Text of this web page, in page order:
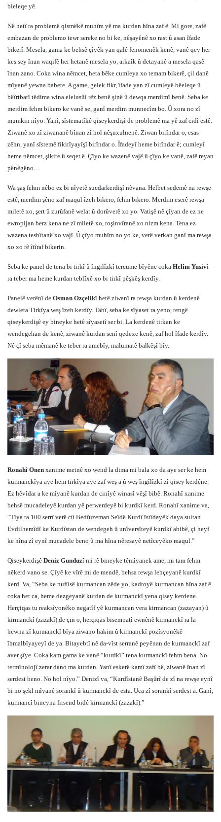
bieleqe yê.
Nê hetî ra problemê qismêkê muhîm yê ma kurdan hîna zaf ê. Mi gore, zafê
embazan de problemo tewr sereke no bi ke, nêşayênê xo rast û asan îfade
bikerî. Mesela, gama ke behsê çîyêk yan qalê fenomenêk kenê, vanê qey her
kes sey înan waqifê her hetanê mesela yo, arkaîk û detayanê a mesela qasê
înan zano. Coka wina nêmcet, heta bêke cumleya xo temam bikerê, çil danê
mîyanê yewna babete. A game, gelek fikr, îfade yan zî cumleyê bêeleqe û
bêîrtbatî têdima wina elelusûl rêz benê şinê û dewqa merdimî benê. Seba ke
merdim fehm bikero ke vanê se, ganî merdim munnecîm bo. Û xora no zî
mumkin nîyo. Yanî, sîstematîkê qiseykerdişî de problemê ma yê zaf cidî estê.
Ziwanê xo zî ziwananê bînan zî hol nêşuxulnenê. Ziwan birîndar o, esas
zêhn, yanî sîstemê fikirîyayîşî birîndar o. Îfadeyî heme birîndar ê; cumleyî
heme nêmcet, şikite û seqet ê. Çîyo ke wazenê vajê û çîyo ke vanê, zafê reyan
pênêgêno…
Wa şaş fehm nêbo ez bi nîyetê sucdarkerdişî nêvana. Helbet sedemê na rewşe
estê, merdim şêno zaf maqul îzeh bikero, fehm bikero. Merdim eserê rewşa
miletê xo, şert û zurûfanê welat û dorûverê xo yo. Vatişê nê çîyan de ez ne
ewropijan berz kena ne zî miletê xo, roşinvîranê xo nizm kena. Tena ez
wazena tesbîtanê xo vajî. Û çîyo muhîm no yo ke, verê verkan ganî ma rewşa
xo xo rê îtîraf bikerin.
Seba ke panel de tena bi tirkî û îngilîzkî tercume bîyêne coka Helîm Yusivî
ra teber ma heme kurdan teblîxê xo bi tirkî pêşkêş kerdîy.
Panelê verênî de Osman Ozçelikî hetê ziwanî ra rewşa kurdan û kerdenê
dewleta Tirkîya weş îzeh kerdîy. Tabî, seba ke sîyaset ra yeno, rengê
qiseykerdişê ey bineyke hetê sîyasetî ser bi. La kerdenê tirkan ke
wendegehan de kenê, ziwanê kurdan senî qedexe kenê, zaf hol îfade kerdîy.
Nê çî seba mêmanê ke teber ra amebîy, malumatê balkêşî bîy.
Ronahî Onen xanime metnê xo wend la dima mi bala xo da aye ser ke hem
kurmanckîya aye hem tirkîya aye zaf weş a û weş îngîlîzkî zî qisey kerdêne.
Ez hêvîdar a ke mîyanê kurdan de cinîyê winasî vêşî bibê. Ronahî xanime
behsê mucadeleyê kurdan yê perwerdeyê bi kurdkî kerd. Ronahî xanime va,
“Tîya ra 100 serrî verê cû Bedîuzeman Seîdê Kurdî îstîdayêk daya sultan
Evdilhemîdî ke Kurdîstan de wendegeh û unîversîteyê kurdkî abibê, çi heyf
ke hîna zî eynî mucadele beno û ma hîna nêresayê netîceyêko maqul.”
Qiseykerdişê Deniz Gunduzî mi rê bineyke têmîyanek ame, mi tam fehm
nêkerd vano se. Çîyê ke vîrê mi de mendê, behsa rewşa lehçeyanê kurdkî
kerd. Va, “Seba ke nufûsê kurmancan zêde yo, kadroyê kurmancan hîna zaf ê
coka her ca, heme dezgeyanê kurdan de kurmanckî yena qisey kerdene.
Herçiqas tu reaksîyonêko negatîf yê kurmancan vera kirmancan (zazayan) û
kirmanckî (zazakî) de çin o, herçiqas bisempatî ewnênê kirmanckî ra la
hewna zî kurmanckî bîya ziwano hakim û kirmanckî pozîsyonêkê
îhmalbîyayeyî de ya. Bitayebtî nê da-vîst serranê peyênan de kurmanckî zaf
aver şîye. Coka kam gama ke vanê “kurdkî” tena kurmanckî fehm bena. No
termînolojî zerar dano ma kurdan. Yanî eskerê kamî zafî bê, ziwanê înan zî
serdest beno. No hol nîyo.” Denizî va, “Kurdîstanê Başûrî de zî na rewşe eynî
bi no şekl mîyanê sorankî û kurmanckî de esta. Uca zî sorankî serdest a. Ganî,
kurmancî bineyna firsend bidê kirmanckî (zazakî).”